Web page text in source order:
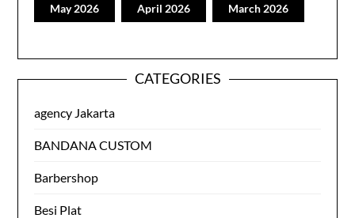
May 2026 April 2026 March 2026
CATEGORIES
agency Jakarta
BANDANA CUSTOM
Barbershop
Besi Plat